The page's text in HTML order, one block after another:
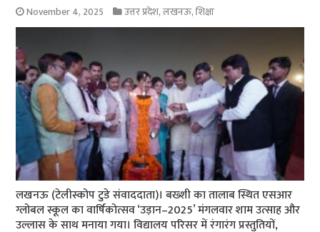
November 4, 2025 उत्तर प्रदेश,लखनऊ,शिक्षा
लखनऊ (टेलीस्कोप टुडे संवाददाता)। बख्शी का तालाब स्थित एसआर
ग्लोबल स्कूल का वार्षिकोत्सव ‘उड़ान–2025’ मंगलवार शाम उत्साह और
उल्लास के साथ मनाया गया। विद्यालय परिसर में रंगारंग प्रस्तुतियों,